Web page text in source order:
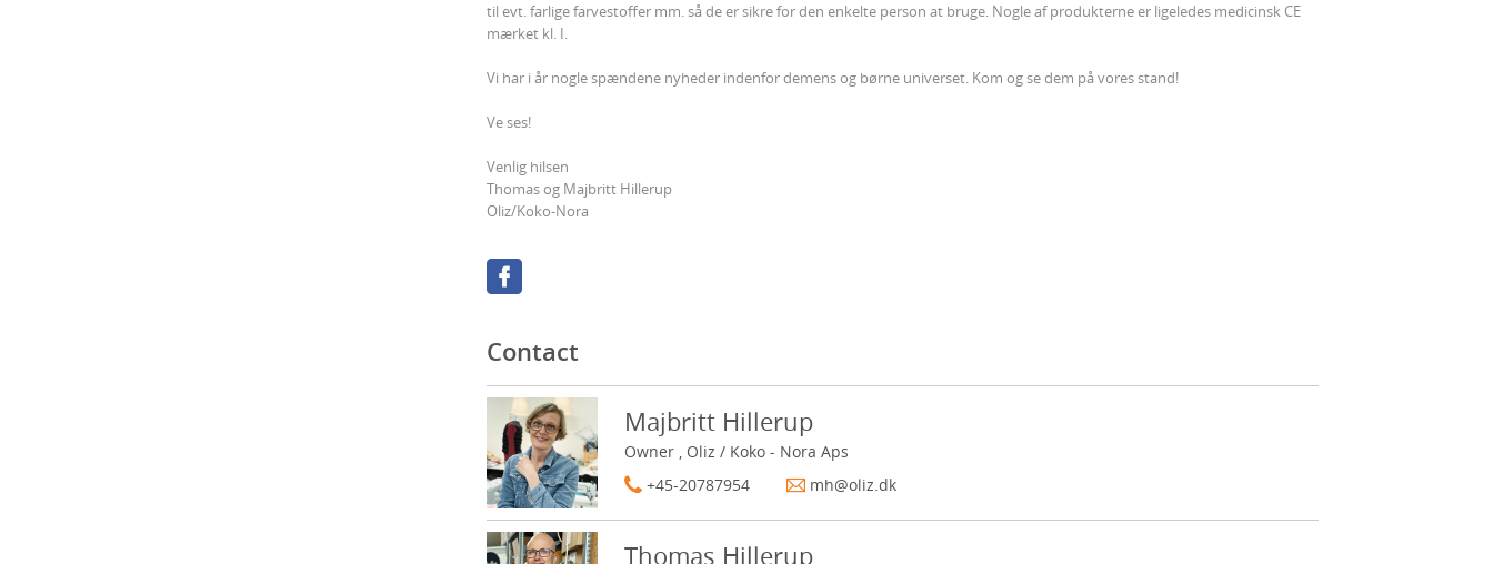
til evt. farlige farvestoffer mm. så de er sikre for den enkelte person at bruge. Nogle af produkterne er ligeledes medicinsk CE
mærket kl. I.
Vi har i år nogle spændene nyheder indenfor demens og børne universet. Kom og se dem på vores stand!
Ve ses!
Venlig hilsen
Thomas og Majbritt Hillerup
Oliz/Koko-Nora
Contact
Majbritt Hillerup
Owner , Oliz / Koko - Nora Aps
+45-20787954
mh@oliz.dk
Thomas Hillerup